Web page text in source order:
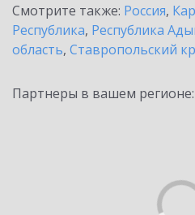
Смотрите также: Россия,
Республика, Республика
область, Ставропольский
Партнеры в вашем регионе: